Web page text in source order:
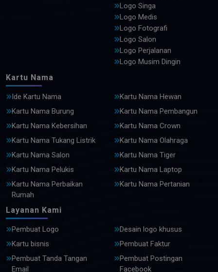
Logo Singa
Logo Medis
Logo Fotografi
Logo Salon
Logo Perjalanan
Logo Musim Dingin
Kartu Nama
Ide Kartu Nama
Kartu Nama Hewan
Kartu Nama Burung
Kartu Nama Pembangun
Kartu Nama Kebersihan
Kartu Nama Crown
Kartu Nama Tukang Listrik
Kartu Nama Olahraga
Kartu Nama Salon
Kartu Nama Tiger
Kartu Nama Pelukis
Kartu Nama Laptop
Kartu Nama Perbaikan
Rumah
Kartu Nama Pertanian
Layanan Kami
Pembuat Logo
Desain logo khusus
Kartu bisnis
Pembuat Faktur
Pembuat Tanda Tangan
Email
Pembuat Postingan
Facebook